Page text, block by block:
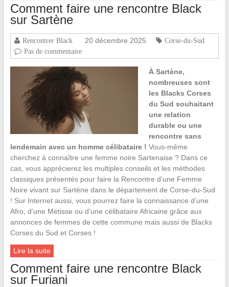
Comment faire une rencontre Black
sur Sartène
Rencontrer Black 20 décembre 2025
Corse-du-Sud
Pas de commentaire
À Sartène,
nombreuses sont
les Blacks Corses
du Sud souhaitant
une relation
durable ou une
rencontre sans
lendemain avec un homme célibataire ! Vous-même
cherchez à connaître une femme noire Sartenaise ? Dans ce
cas, vous apprécierez les multiples conseils et les méthodes
classiques présentés pour faire la Rencontre d’une Femme
Noire vivant sur Sartène dans le département de Corse-du-Sud
! Sur Internet aussi, vous pourrez faire la connaissance d’une
Afro, d’une Métisse ou d’une célibataire Africaine grâce aux
annonces de femmes de cette commune mais aussi de Blacks
Corses du Sud et Corses !
Lire la suite
Comment faire une rencontre Black
sur Furiani